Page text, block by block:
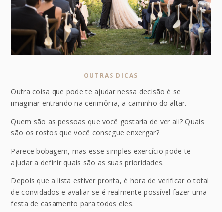
OUTRAS DICAS
Outra coisa que pode te ajudar nessa decisão é se
imaginar entrando na cerimônia, a caminho do altar.
Quem são as pessoas que você gostaria de ver ali? Quais
são os rostos que você consegue enxergar?
Parece bobagem, mas esse simples exercício pode te
ajudar a definir quais são as suas prioridades.
Depois que a lista estiver pronta, é hora de verificar o total
de convidados e avaliar se é realmente possível fazer uma
festa de casamento para todos eles.